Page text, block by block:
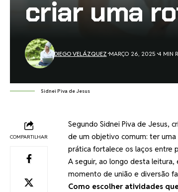
criar uma
DIEGO VELÁZQUEZ MARÇO 26, 2025 4 MIN
Sidnei Piva de Jesus
COMPARTILHAR
Segundo Sidnei Piva de Jesus,
de um objetivo comum: ter
prática fortalece os laços entre
A seguir, ao longo desta
momento de união e diversão
Como escolher atividades